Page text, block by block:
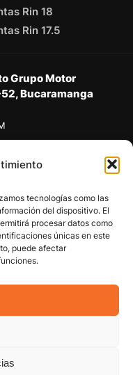
tecnologías como las
del dispositivo. El
procesar datos como
únicas en este
puede afectar
Rin 18
Rin 17.5
Grupo Motor
Bucaramanga
S.A.S. Todos los
reembolsos